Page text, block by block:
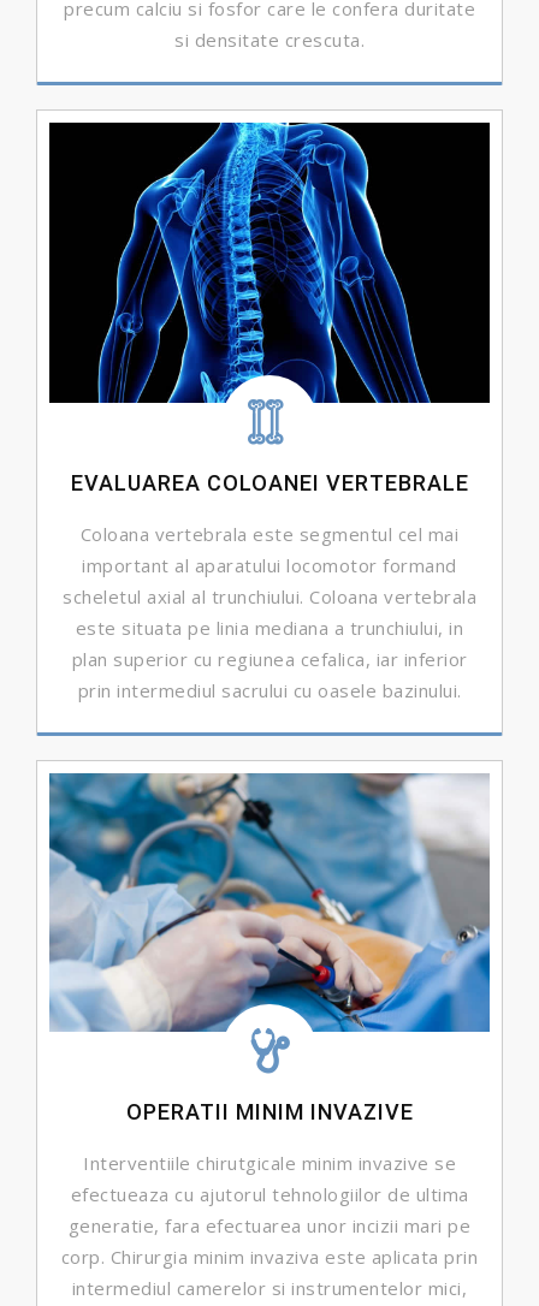
precum calciu si fosfor care le confera duritate
si densitate crescuta.
DETALII ...
EVALUAREA COLOANEI VERTEBRALE
Coloana vertebrala este segmentul cel mai
important al aparatului locomotor formand
scheletul axial al trunchiului. Coloana vertebrala
este situata pe linia mediana a trunchiului, in
plan superior cu regiunea cefalica, iar inferior
prin intermediul sacrului cu oasele bazinului.
DETALII ...
OPERATII MINIM INVAZIVE
Interventiile chirutgicale minim invazive se
efectueaza cu ajutorul tehnologiilor de ultima
generatie, fara efectuarea unor incizii mari pe
corp. Chirurgia minim invaziva este aplicata prin
intermediul camerelor si instrumentelor mici,